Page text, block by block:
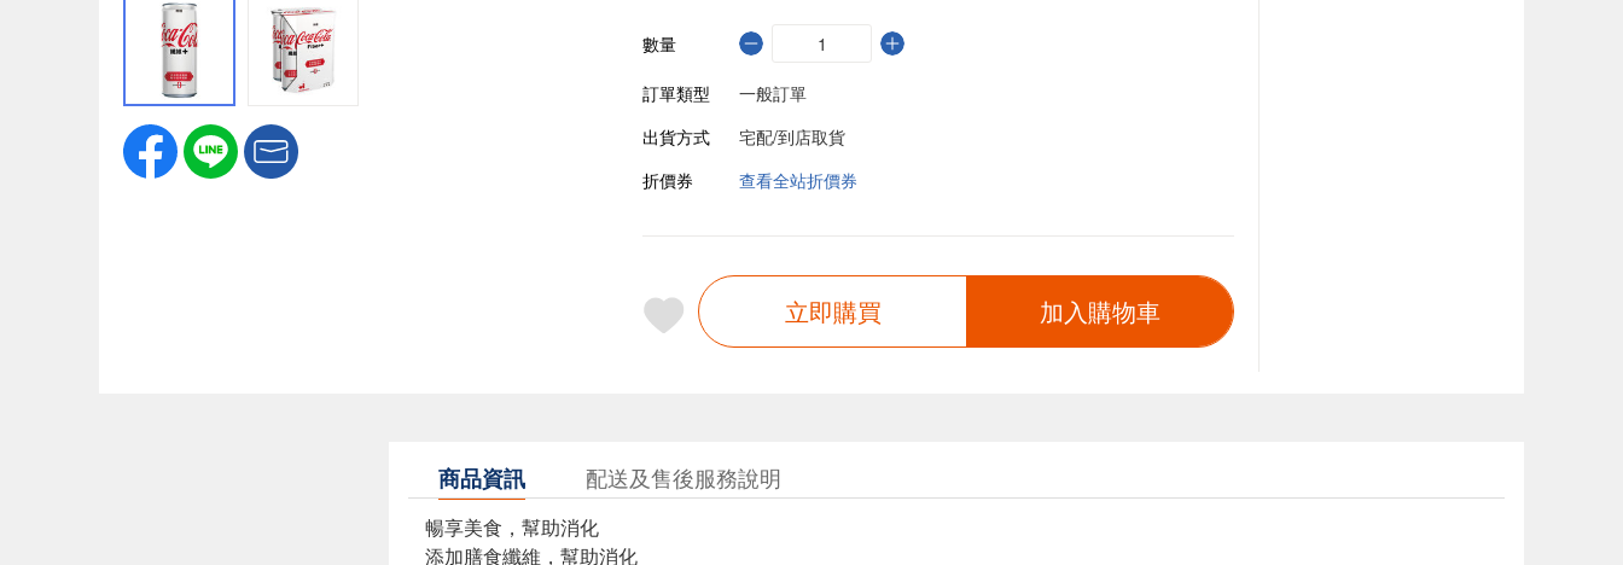
數量
訂單類型
一般訂單
出貨方式
宅配/到店取貨
折價券
查看全站折價券
立即購買 加入購物車
商品資訊 配送及售後服務說明
暢享美食，幫助消化
添加膳食纖維，幫助消化